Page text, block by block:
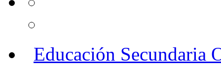
Educación Secundaria